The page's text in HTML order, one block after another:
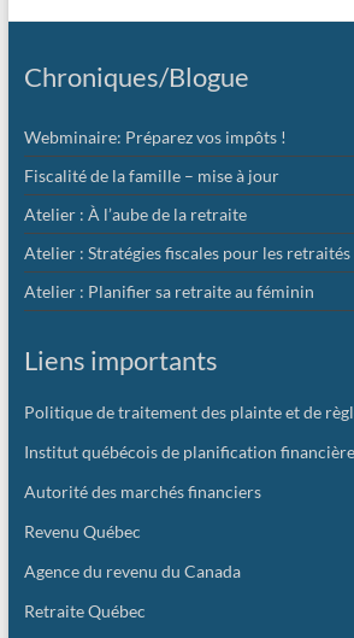
b
o
o
k
er e
dI
n
g
er
Chroniques/Blogue
Webminaire: Préparez vos impôts !
Fiscalité de la famille – mise à jour
Atelier : À l’aube de la retraite
Atelier : Stratégies fiscales pour les retraités
Atelier : Planifier sa retraite au féminin
Liens importants
Politique de traitement des plainte et de
Institut québécois de planification
Autorité des marchés financiers
Revenu Québec
Agence du revenu du Canada
Retraite Québec